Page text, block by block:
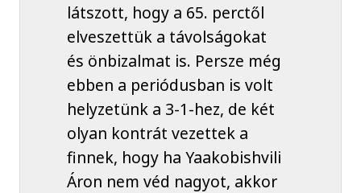
látszott, hogy a 65. perctől
elveszettük a távolságokat
és önbizalmat is. Persze még
ebben a periódusban is volt
helyzetünk a 3-1-hez, de két
olyan kontrát vezettek a
finnek, hogy ha Yaakobishvili
Áron nem véd nagyot, akkor